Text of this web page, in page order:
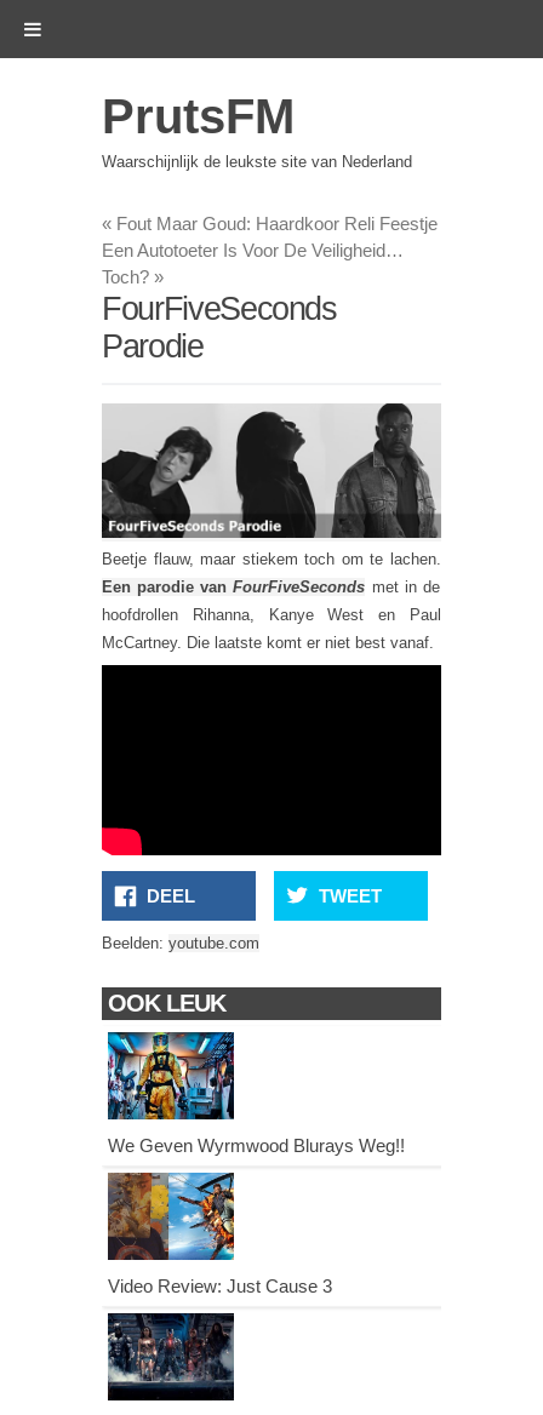
PrutsFM
Waarschijnlijk de leukste site van Nederland
« Fout Maar Goud: Haardkoor Reli Feestje
Een Autotoeter Is Voor De Veiligheid…
Toch? »
FourFiveSeconds
Parodie
Beetje flauw, maar stiekem toch om te lachen.
Een parodie vanFourFiveSeconds met in de
hoofdrollen Rihanna, Kanye West en Paul
McCartney. Die laatste komt er niet best vanaf.
DEEL TWEET
Beelden: youtube.com
OOK LEUK
We Geven Wyrmwood Blurays Weg!!
Video Review: Just Cause 3